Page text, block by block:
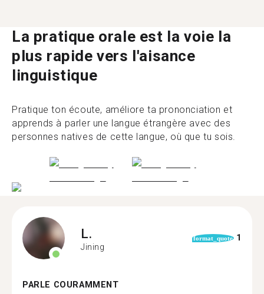
La pratique orale est la voie la
plus rapide vers l'aisance
linguistique
Pratique ton écoute, améliore ta prononciation et
apprends à parler une langue étrangère avec des
personnes natives de cette langue, où que tu sois.
L.
Jining
format_quote 1
PARLE COURAMMENT